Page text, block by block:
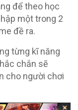
để theo học
một trong 2
đề ra.
từng kĩ năng
chắn sẽ
cho người chơi